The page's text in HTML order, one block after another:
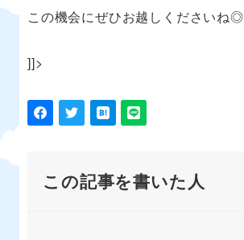
この機会にぜひお越しくださいね◎
]]>
この記事を書いた人